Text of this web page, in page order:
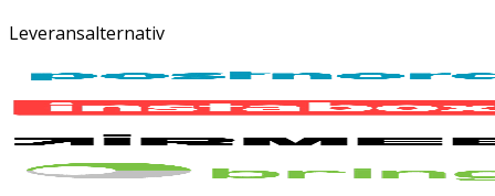
Leveransalternativ